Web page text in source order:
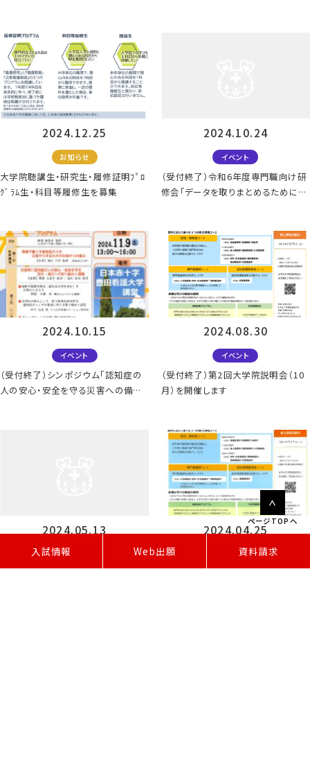
入試情報 Web出願 資料請求
2024.12.25
お知らせ
大学院聴講生・研究生・履修証明ﾌﾟﾛ
ｸﾞﾗﾑ生・科目等履修生を募集
2024.10.24
イベント
（受付終了）令和6年度専門職向け研
修会「データを取りまとめるために必
2024.10.15
イベント
（受付終了）シンポジウム「認知症の
人の安心・安全を守る災害への備え」
2024.08.30
イベント
（受付終了）第2回大学院説明会（10
月）を開催します
2024.05.13
イベント
2024.04.25
イベント
ページTOPへ